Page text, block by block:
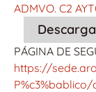
ADMVO. C2
Descarga
PÁGINA DE
https://